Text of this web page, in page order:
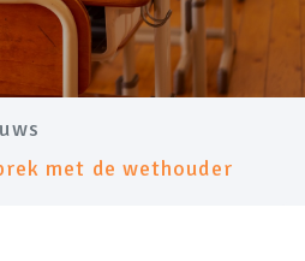
met de wethouder